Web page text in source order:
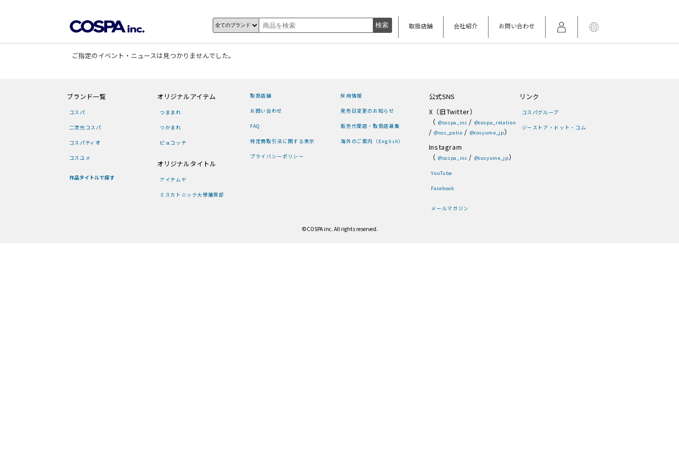
取扱店舗 会社紹介 お問い合わせ
ご指定のイベント・ニュースは見つかりませんでした。
ブランド一覧
コスパ
二次元コスパ
コスパティオ
コスユメ
作品タイトルで探す
オリジナルアイテム
つままれ
つかまれ
ピョコッテ
オリジナルタイトル
アイテムヤ
ミスカトニック大學購買部
取扱店舗
お問い合わせ
FAQ
特定商取引法に関する表示
プライバシーポリシー
採用情報
発売日変更のお知らせ
販売代理店・取扱店募集
海外のご案内（English）
公式SNS
X（旧Twitter）
（ @cospa_inc / @cospa_relation
/ @cos_patio / @cosyume_jp）
Instagram
（ @cospa_inc / @cosyume_jp）
YouTube
Facebook
メールマガジン
リンク
コスパグループ
ジーストア・ドット・コム
©COSPA inc. All rights reserved.